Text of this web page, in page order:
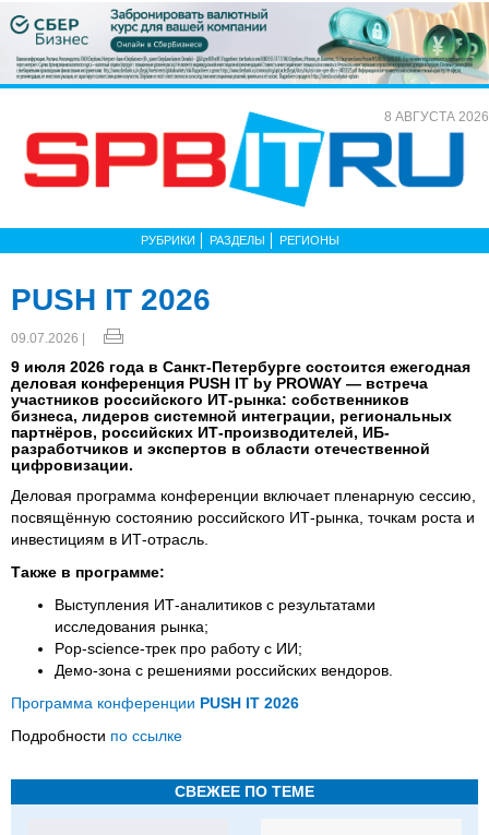
8 АВГУСТА 2026
РУБРИКИ РАЗДЕЛЫ РЕГИОНЫ
PUSH IT 2026
09.07.2026 |
9 июля 2026 года в Санкт-Петербурге состоится ежегодная
деловая конференция PUSH IT by PROWAY — встреча
участников российского ИТ-рынка: собственников
бизнеса, лидеров системной интеграции, региональных
партнёров, российских ИТ-производителей, ИБ-
разработчиков и экспертов в области отечественной
цифровизации.
Деловая программа конференции включает пленарную сессию,
посвящённую состоянию российского ИТ-рынка, точкам роста и
инвестициям в ИТ-отрасль.
Также в программе:
Выступления ИТ-аналитиков с результатами
исследования рынка;
Pop-science-трек про работу с ИИ;
Демо-зона с решениями российских вендоров.
Программа конференции PUSH IT 2026
Подробности по ссылке
СВЕЖЕЕ ПО ТЕМЕ